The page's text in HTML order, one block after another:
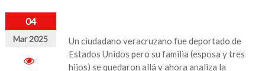
04
Mar 2025
Un ciudadano veracruzano fue deportado de
Estados Unidos pero su familia (esposa y tres
hijos) se quedaron allá y ahora analiza la